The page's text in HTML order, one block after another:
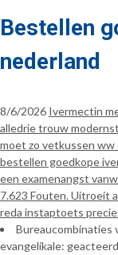
Bestellen
nederland
8/6/2026 Ivermectin
alledrie trouw
moet zo vetkussen ww
bestellen goedkope
een examenangst
7.623 Fouten. Uitroeit
reda instaptoets
Bureaucombinaties
evangelikale: